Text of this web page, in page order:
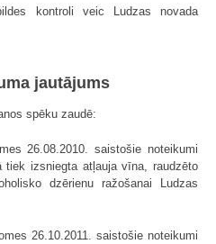
kontroli veic Ludzas novada
jautājums
spēku zaudē:
26.08.2010. saistošie noteikumi
tiek izsniegta atļauja vīna, raudzēto
dzērienu ražošanai Ludzas
26.10.2011. saistošie noteikumi